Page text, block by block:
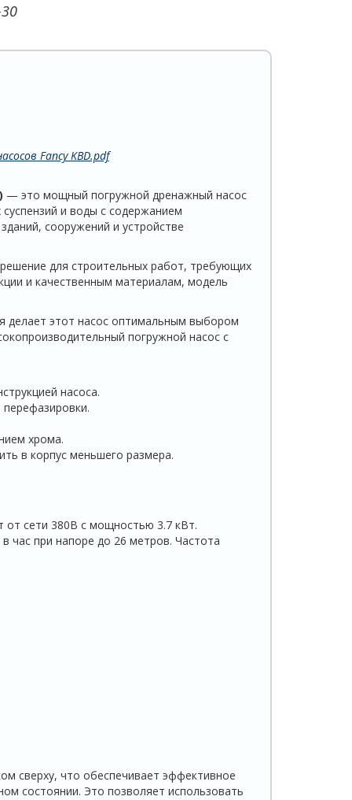
Fancy KBD.pdf
— это мощный погружной дренажный насос
и воды с содержанием
сооружений и устройстве
для строительных работ, требующих
и качественным материалам, модель
делает этот насос оптимальным выбором
погружной насос с
насоса.
хрома.
в корпус меньшего размера.
от сети 380В с мощностью 3.7 кВт.
час при напоре до 26 метров. Частота
сверху, что обеспечивает эффективное
состоянии. Это позволяет использовать